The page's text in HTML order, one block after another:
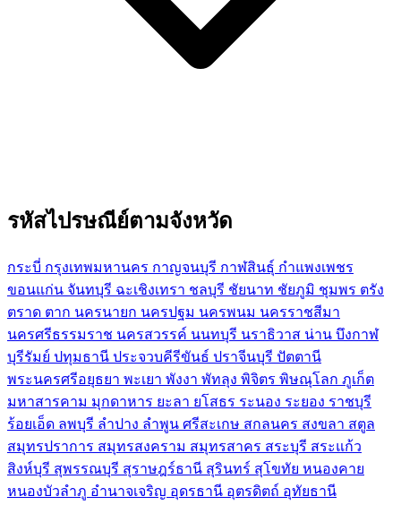
รหัสไปรษณีย์ตามจังหวัด
กระบี่ กรุงเทพมหานคร กาญจนบุรี กาฬสินธุ์ กำแพงเพชร
ขอนแก่น จันทบุรี ฉะเชิงเทรา ชลบุรี ชัยนาท ชัยภูมิ ชุมพร ตรัง
ตราด ตาก นครนายก นครปฐม นครพนม นครราชสีมา
นครศรีธรรมราช นครสวรรค์ นนทบุรี นราธิวาส น่าน บึงกาฬ
บุรีรัมย์ ปทุมธานี ประจวบคีรีขันธ์ ปราจีนบุรี ปัตตานี
พระนครศรีอยุธยา พะเยา พังงา พัทลุง พิจิตร พิษณุโลก ภูเก็ต
มหาสารคาม มุกดาหาร ยะลา ยโสธร ระนอง ระยอง ราชบุรี
ร้อยเอ็ด ลพบุรี ลำปาง ลำพูน ศรีสะเกษ สกลนคร สงขลา สตูล
สมุทรปราการ สมุทรสงคราม สมุทรสาคร สระบุรี สระแก้ว
สิงห์บุรี สุพรรณบุรี สุราษฎร์ธานี สุรินทร์ สุโขทัย หนองคาย
หนองบัวลำภู อำนาจเจริญ อุดรธานี อุตรดิตถ์ อุทัยธานี